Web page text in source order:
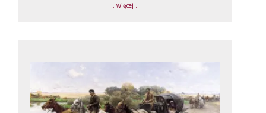
... więcej ...